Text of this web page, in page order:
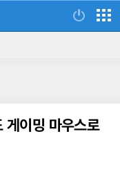
게이밍 마우스로